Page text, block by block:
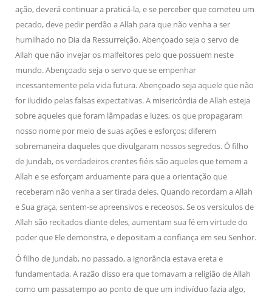
ação, deverá continuar a praticá-la, e se perceber que cometeu um
pecado, deve pedir perdão a Allah para que não venha a ser
humilhado no Dia da Ressurreição. Abençoado seja o servo de
Allah que não invejar os malfeitores pelo que possuem neste
mundo. Abençoado seja o servo que se empenhar
incessantemente pela vida futura. Abençoado seja aquele que não
for iludido pelas falsas expectativas. A misericórdia de Allah esteja
sobre aqueles que foram lâmpadas e luzes, os que propagaram
nosso nome por meio de suas ações e esforços; diferem
sobremaneira daqueles que divulgaram nossos segredos. Ó filho
de Jundab, os verdadeiros crentes fiéis são aqueles que temem a
Allah e se esforçam arduamente para que a orientação que
receberam não venha a ser tirada deles. Quando recordam a Allah
e Sua graça, sentem-se apreensivos e receosos. Se os versículos de
Allah são recitados diante deles, aumentam sua fé em virtude do
poder que Ele demonstra, e depositam a confiança em seu Senhor.
Ó filho de Jundab, no passado, a ignorância estava ereta e
fundamentada. A razão disso era que tomavam a religião de Allah
como um passatempo ao ponto de que um indivíduo fazia algo,